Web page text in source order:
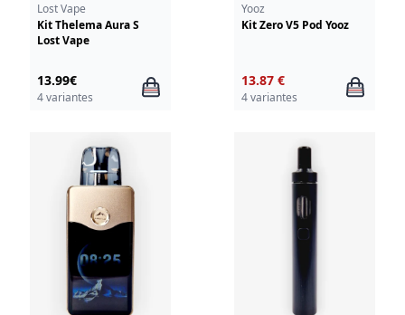
Lost Vape
Kit Thelema Aura S
Lost Vape
13.99€
4 variantes
Yooz
Kit Zero V5 Pod Yooz
13.87 €
4 variantes